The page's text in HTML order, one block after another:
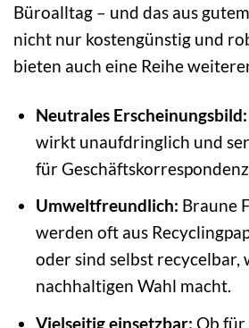
Büroalltag – und das aus
nicht nur kostengünstig und
bieten auch eine Reihe
Neutrales Erscheinungsbild:
wirkt unaufdringlich und
für
Umweltfreundlich: Braune
werden oft aus
oder sind selbst recycelbar,
nachhaltigen Wahl macht.
Vielseitig einsetzbar: Ob für